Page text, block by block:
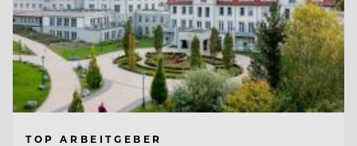
TOP ARBEITGEBER